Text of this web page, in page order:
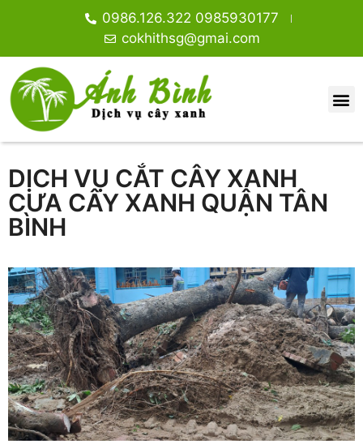
0986.126.322 0985930177
cokhithsg@gmai.com
DỊCH VỤ CẮT CÂY XANH
CƯA CÂY XANH QUẬN TÂN
BÌNH